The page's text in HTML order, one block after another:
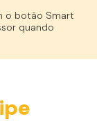
o botão Smart
quando